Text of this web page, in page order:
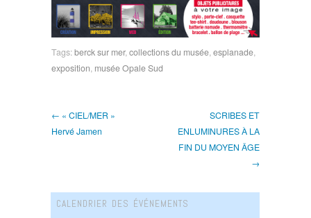
Tags:berck sur mer,collections du musée,esplanade,
exposition, musée Opale Sud
← « CIEL/MER »
Hervé Jamen
SCRIBES ET
ENLUMINURES À LA
FIN DU MOYEN ÂGE
→
CALENDRIER DES ÉVÉNEMENTS